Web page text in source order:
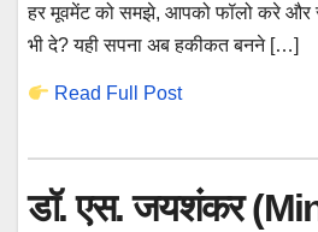
हर मूवमेंट को समझे, आपको फॉलो करे और
भी दे? यही सपना अब हकीकत बनने […]
Read Full Post
डॉ. एस. जयशंकर